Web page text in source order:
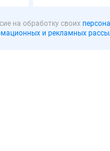
на обработку своих
и рекламных